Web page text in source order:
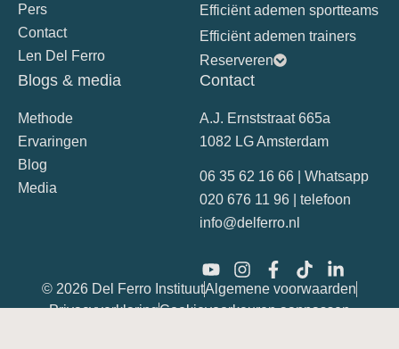
Pers
Contact
Len Del Ferro
Efficiënt ademen sportteams
Efficiënt ademen trainers
Reserveren
Blogs & media
Methode
Ervaringen
Blog
Media
Contact
A.J. Ernststraat 665a
1082 LG Amsterdam
06 35 62 16 66 | Whatsapp
020 676 11 96 | telefoon
info@delferro.nl
© 2026 Del Ferro InstituutAlgemene voorwaarden
PrivacyverklaringCookievoorkeuren aanpassen